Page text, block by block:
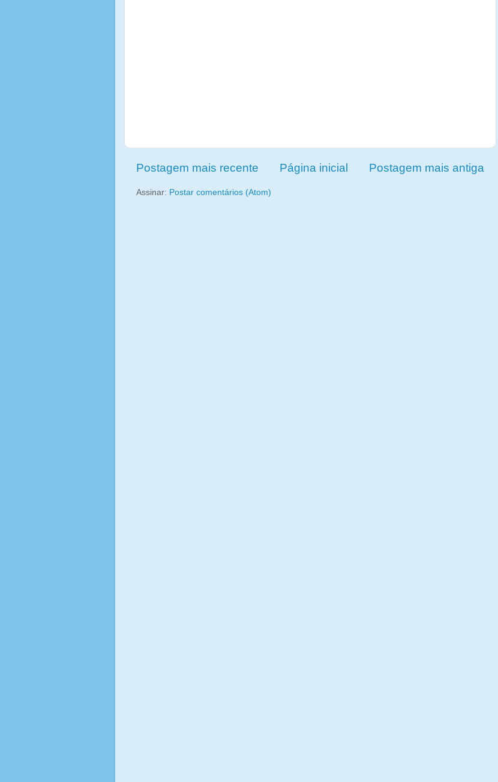
Postagem mais recente Postagem mais antiga
Página inicial
Assinar: Postar comentários (Atom)